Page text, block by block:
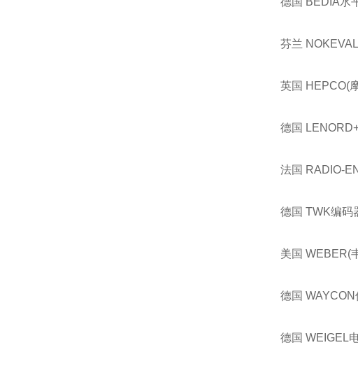
芬兰
英国 HEPCO(
德国
法国 RADIO-
德国 TWK编码
美国 WEBER(
德国
德国 WEIGEL